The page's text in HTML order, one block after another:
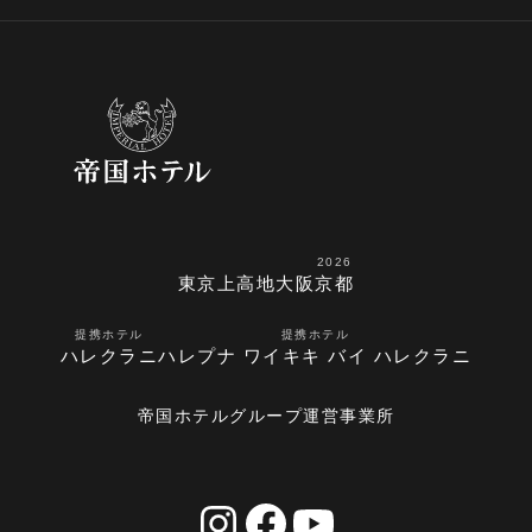
東京 上高地大阪
2026
京都
提携ホテル
ハレクラニ
提携ホテル
ハレプナ ワイキキ バイ ハレクラニ
帝国ホテルグループ運営事業所